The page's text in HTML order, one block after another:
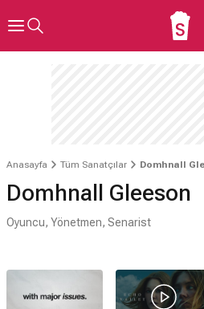
Anasayfa Tüm Sanatçılar Domhnall
Domhnall Gleeson
Oyuncu, Yönetmen, Senarist